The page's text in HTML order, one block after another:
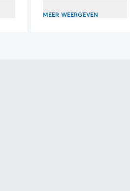
nieuwe editie van het
Lloret Outdoor Summer
MEER WEERGEVEN